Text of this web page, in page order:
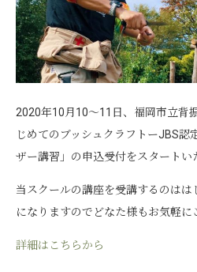
2020年10月10～11日、福岡市立背
じめてのブッシュクラフトーJBS認
ザー講習」の申込受付をスタートい
当スクールの講座を受講するのは
になりますのでどなた様もお気軽に
詳細はこちらから